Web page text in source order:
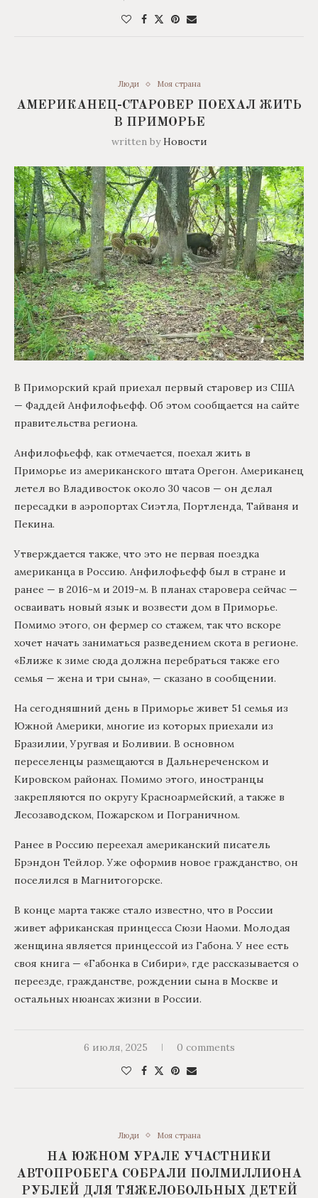
Люди Моя страна
АМЕРИКАНЕЦ-СТАРОВЕР ПОЕХАЛ ЖИТЬ
В ПРИМОРЬЕ
written byНовости
В Приморский край приехал первый старовер из США
— Фаддей Анфилофьефф. Об этом сообщается на сайте
правительства региона.
Анфилофьефф, как отмечается, поехал жить в
Приморье из американского штата Орегон. Американец
летел во Владивосток около 30 часов — он делал
пересадки в аэропортах Сиэтла, Портленда, Тайваня и
Пекина.
Утверждается также, что это не первая поездка
американца в Россию. Анфилофьефф был в стране и
ранее — в 2016-м и 2019-м. В планах старовера сейчас —
осваивать новый язык и возвести дом в Приморье.
Помимо этого, он фермер со стажем, так что вскоре
хочет начать заниматься разведением скота в регионе.
«Ближе к зиме сюда должна перебраться также его
семья — жена и три сына», — сказано в сообщении.
На сегодняшний день в Приморье живет 51 семья из
Южной Америки, многие из которых приехали из
Бразилии, Уругвая и Боливии. В основном
переселенцы размещаются в Дальнереченском и
Кировском районах. Помимо этого, иностранцы
закрепляются по округу Красноармейский, а также в
Лесозаводском, Пожарском и Пограничном.
Ранее в Россию переехал американский писатель
Брэндон Тейлор. Уже оформив новое гражданство, он
поселился в Магнитогорске.
В конце марта также стало известно, что в России
живет африканская принцесса Сюзи Наоми. Молодая
женщина является принцессой из Габона. У нее есть
своя книга — «Габонка в Сибири», где рассказывается о
переезде, гражданстве, рождении сына в Москве и
остальных нюансах жизни в России.
6 июля, 2025 0 comments
Люди Моя страна
НА ЮЖНОМ УРАЛЕ УЧАСТНИКИ
АВТОПРОБЕГА СОБРАЛИ ПОЛМИЛЛИОНА
РУБЛЕЙ ДЛЯ ТЯЖЕЛОБОЛЬНЫХ ДЕТЕЙ